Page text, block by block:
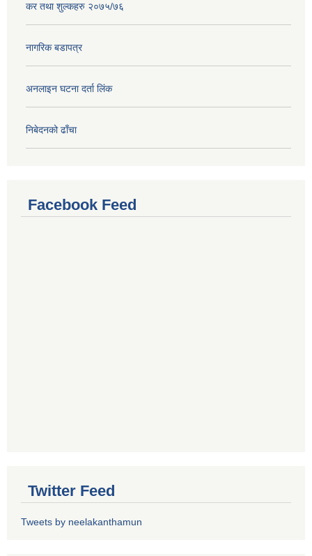
कर तथा शुल्कहरु २०७५/७६
नागरिक बडापत्र
अनलाइन घटना दर्ता लिंक
निबेदनको ढाँचा
Facebook Feed
Twitter Feed
Tweets by neelakanthamun